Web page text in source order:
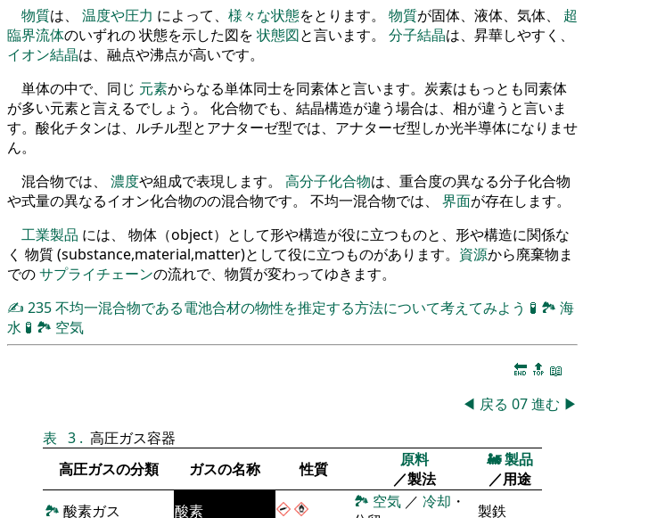
物質は、 温度や圧力 によって、 様々な状態をとります。 物質が固体、液体、気体、 超
臨界流体のいずれの 状態を示した図を 状態図と言います。 分子結晶は、昇華しやすく、
イオン結晶は、融点や沸点が高いです。
単体の中で、同じ 元素からなる単体同士を同素体と言います。炭素はもっとも同素体
が多い元素と言えるでしょう。 化合物でも、結晶構造が違う場合は、相が違うと言いま
す。酸化チタンは、ルチル型とアナターゼ型では、アナターゼ型しか光半導体になりませ
ん。
混合物では、 濃度や組成で表現します。 高分子化合物は、重合度の異なる分子化合物
や式量の異なるイオン化合物のの混合物です。 不均一混合物では、 界面が存在します。
工業製品 には、 物体（object）として形や構造が役に立つものと、形や構造に関係な
く 物質 (substance,material,matter)として役に立つものがあります。 資源から廃棄物ま
でのサプライチェーンの流れで、物質が変わってゆきます。
✍ 235不均一混合物である電池合材の物性を推定する方法について考えてみよう 🧪 🏞 海
水 🧪 🏞 空気
🔚 🔝 📖
◀ 戻る 07進む ▶
表 3 . 高圧ガス容器
高圧ガスの分類
ガスの名称 性質
原料
／製法
🚂 製品
／用途
🏞 酸素ガス 酸素 🏞 空気 ／ 冷却 ・
製鉄